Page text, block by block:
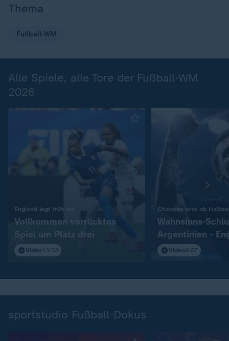
Thema
Fußball-WM
Alle Spiele, alle Tore der Fußball-WM
2026
England legt früh los
Vollkommen verrücktes
Spiel um Platz drei
Video 13:33
Chancen erst ab
Wahnsinns-
Argentinien -
Video9:57
sportstudio Fußball-Dokus